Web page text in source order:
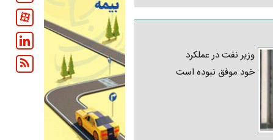
وزیر نفت در عملکرد
خود موفق نبوده است